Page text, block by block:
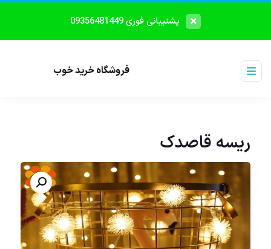
پشتیبانی فوری 09356481449
فروشگاه خرید خوب
ریسه قاصدک